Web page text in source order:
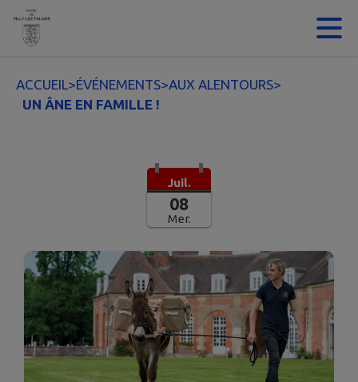
Contenu
ACCUEIL>ÉVÉNEMENTS>AUX ALENTOURS>
UN ÂNE EN FAMILLE !
Juil.
08
Mer.